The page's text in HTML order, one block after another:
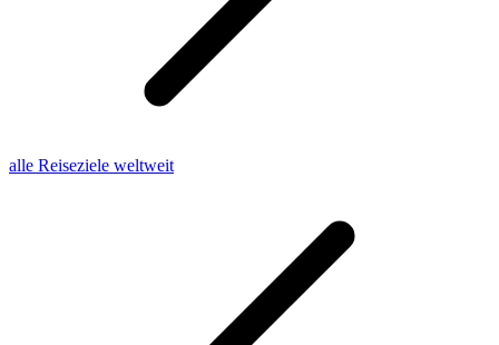
alle Reiseziele weltweit